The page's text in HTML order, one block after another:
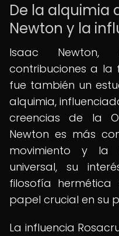
De la alquimia
Newton y la
Isaac Newton,
contribuciones a la
fue también un
alquimia,
creencias de la
Newton es más
movimiento y
universal, su
filosofía hermética
papel crucial en su
La influencia